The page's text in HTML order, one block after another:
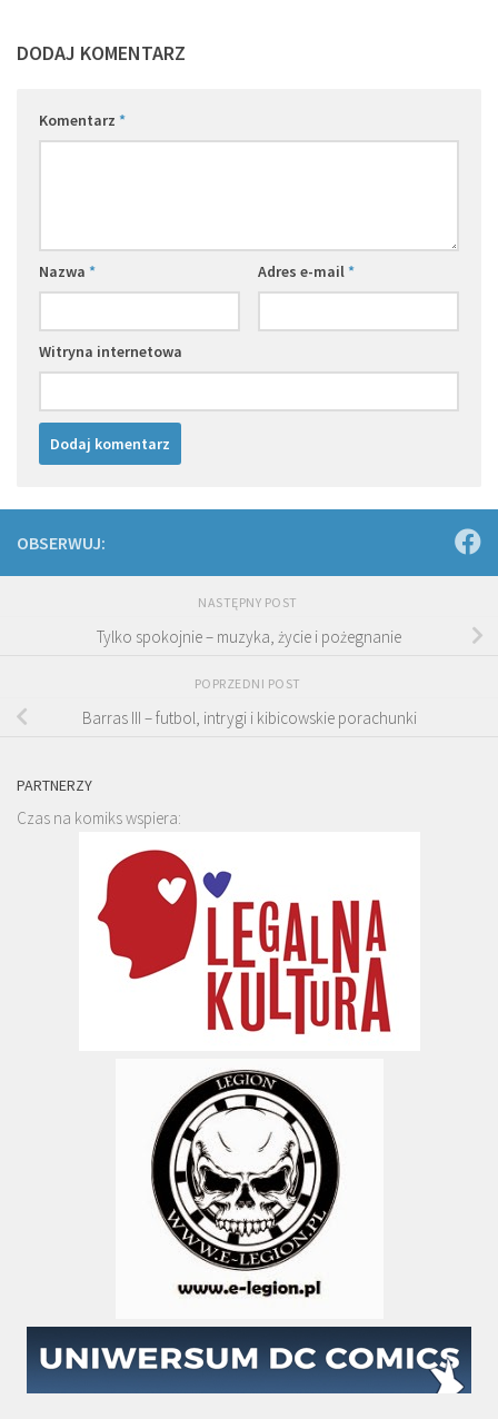
DODAJ KOMENTARZ
Komentarz *
Nazwa * Adres e-mail*
Witryna internetowa
OBSERWUJ:
NASTĘPNY POST
Tylko spokojnie – muzyka, życie i pożegnanie
POPRZEDNI POST
Barras III – futbol, intrygi i kibicowskie porachunki
PARTNERZY
Czas na komiks wspiera: